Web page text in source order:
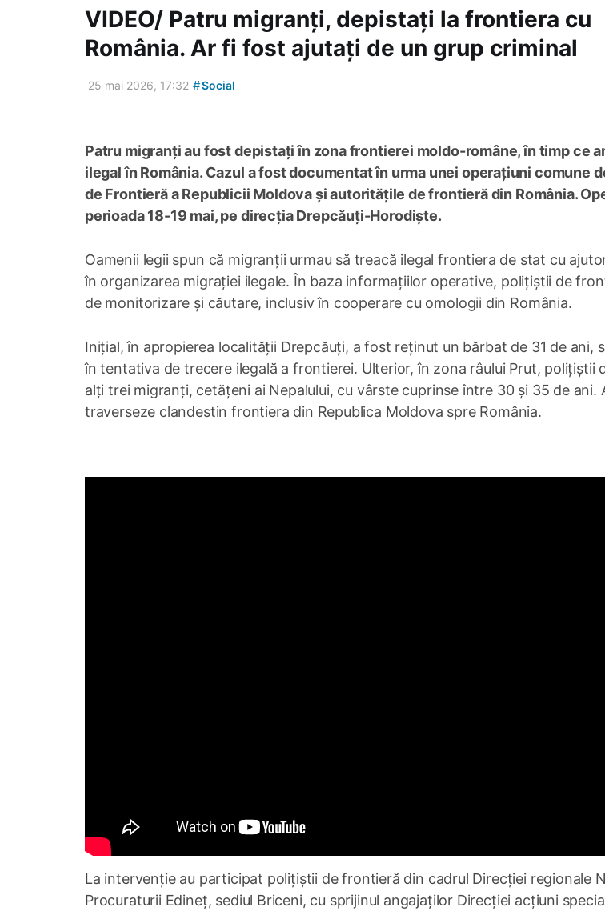
VIDEO/ Patru migranți, depistați la frontiera cu
România. Ar fi fost ajutați de un grup criminal
25 mai 2026, 17:32 #Social
Patru migranți au fost depistați în zona frontierei moldo-române, în timp ce
ilegal în România. Cazul a fost documentat în urma unei operațiuni comune
de Frontieră a Republicii Moldova și autoritățile de frontieră din România.
perioada 18-19 mai, pe direcția Drepcăuți-Horodiște.
Oamenii legii spun că migranții urmau să treacă ilegal frontiera de stat cu
în organizarea migrației ilegale. În baza informațiilor operative, polițiștii de
de monitorizare și căutare, inclusiv în cooperare cu omologii din România.
Inițial, în apropierea localității Drepcăuți, a fost reținut un bărbat de 31 de ani,
în tentativa de trecere ilegală a frontierei. Ulterior, în zona râului Prut, polițiștii
alți trei migranți, cetățeni ai Nepalului, cu vârste cuprinse între 30 și 35 de ani.
traverseze clandestin frontiera din Republica Moldova spre România.
La intervenție au participat polițiștii de frontieră din cadrul Direcției regionale
Procuraturii Edineț, sediul Briceni, cu sprijinul angajaților Direcției acțiuni